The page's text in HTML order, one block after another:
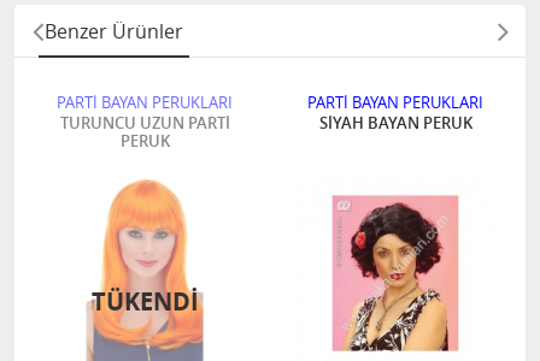
Benzer Ürünler
PARTİ BAYAN PERUKLARI
TURUNCU UZUN PARTİ
PERUK
TÜKENDI
PARTİ BAYAN PERUKLARI
SİYAH BAYAN PERUK